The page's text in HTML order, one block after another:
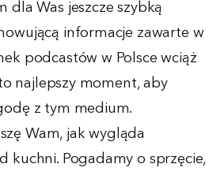
dla Was jeszcze szybką
informacje zawarte w
podcastów w Polsce wciąż
najlepszy moment, aby
z tym medium.
Wam, jak wygląda
kuchni. Pogadamy o sprzęcie,